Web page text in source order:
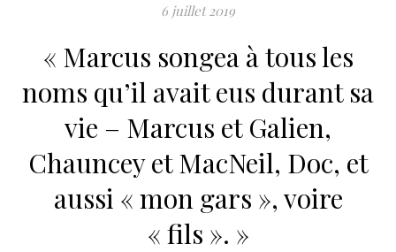
6 juillet 2019
« Marcus songea à tous les
noms qu’il avait eus durant sa
vie – Marcus et Galien,
Chauncey et MacNeil, Doc, et
aussi « mon gars », voire
« fils ». »